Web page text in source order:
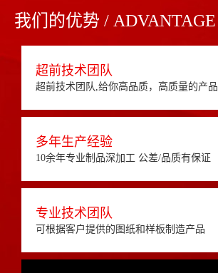
我们的优势 / ADVANTAGE
超前技术团队
超前技术团队,给你高品质，高质量的产品
多年生产经验
10余年专业制品深加工 公差/品质有保证
专业技术团队
可根据客户提供的图纸和样板制造产品